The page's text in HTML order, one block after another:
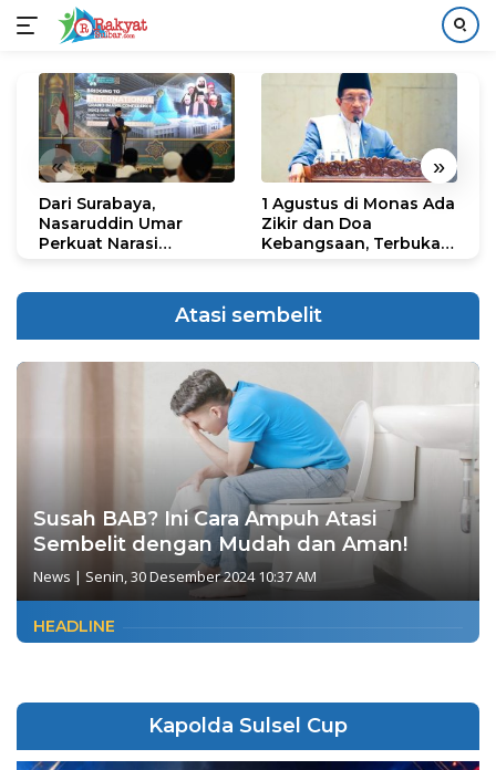
konten
« »
Dari Surabaya,
Nasaruddin Umar
Perkuat Narasi
1 Agustus di Monas Ada
Zikir dan Doa
Kebangsaan, Terbuka
Atasi sembelit
Susah BAB? Ini Cara Ampuh Atasi
Sembelit dengan Mudah dan Aman!
News | Senin, 30 Desember 2024 10:37 AM
HEADLINE
Kapolda Sulsel Cup